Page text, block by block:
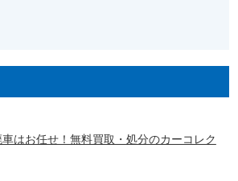
はお任せ！無料買取・処分のカーコレク